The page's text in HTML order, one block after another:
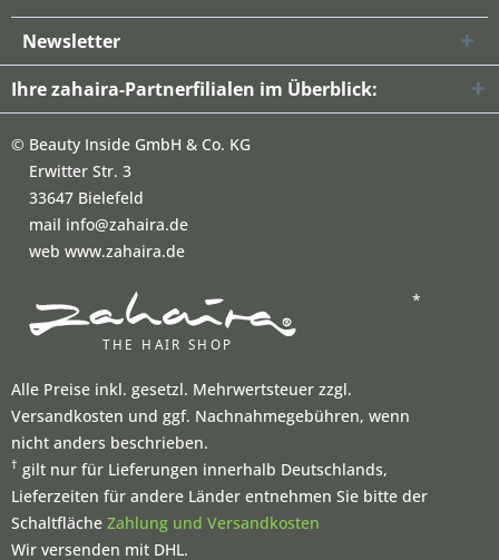
Newsletter
Ihre zahaira-Partnerfilialen im Überblick:
© Beauty Inside GmbH & Co. KG
Erwitter Str. 3
33647 Bielefeld
mail info@zahaira.de
web www.zahaira.de
*
Alle Preise inkl. gesetzl. Mehrwertsteuer zzgl.
Versandkosten und ggf. Nachnahmegebühren, wenn
nicht anders beschrieben.
† gilt nur für Lieferungen innerhalb Deutschlands,
Lieferzeiten für andere Länder entnehmen Sie bitte der
Schaltfläche Zahlung und Versandkosten
Wir versenden mit DHL.